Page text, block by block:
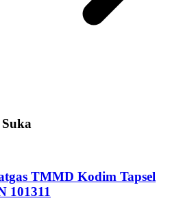
TMMD Kodim Tapsel
101311